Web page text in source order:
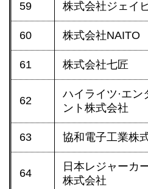
59 株式会社ジェイ
60 株式会社NAITO
61 株式会社七匠
62
ハイライツ·エン
ント株式会社
63 協和電子工業株
64
日本レジャーカ
株式会社